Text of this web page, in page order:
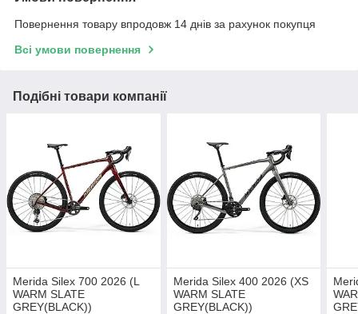
Повернення товару впродовж 14 днів за рахунок покупця
Всі умови повернення
Подібні товари компанії
Merida Silex 700 2026 (L
WARM SLATE
GREY(BLACK))
Merida Silex 400 2026 (XS
WARM SLATE
GREY(BLACK))